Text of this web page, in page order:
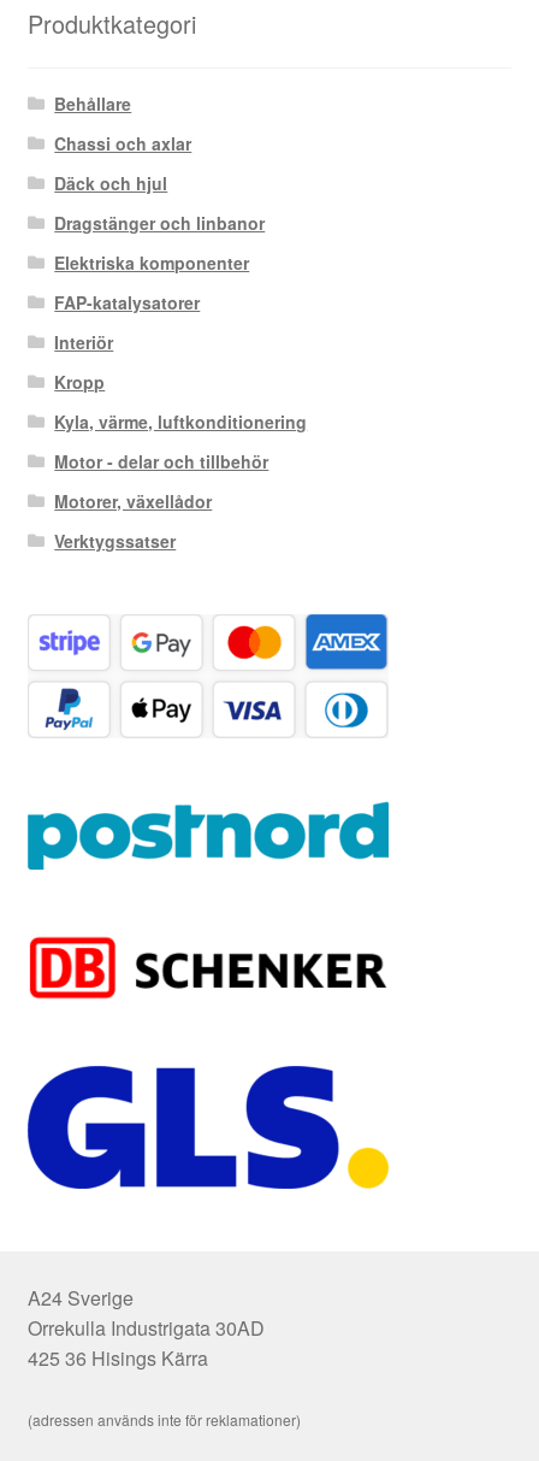
Produktkategori
Behållare
Chassi och axlar
Däck och hjul
Dragstänger och linbanor
Elektriska komponenter
FAP-katalysatorer
Interiör
Kropp
Kyla, värme, luftkonditionering
Motor - delar och tillbehör
Motorer, växellådor
Verktygssatser
A24 Sverige
Orrekulla Industrigata 30AD
425 36 Hisings Kärra
(adressen används inte för reklamationer)